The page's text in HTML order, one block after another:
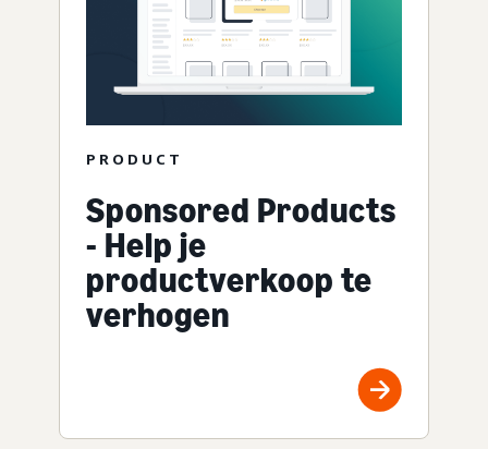
PRODUCT
Sponsored Products
- Help je
productverkoop te
verhogen